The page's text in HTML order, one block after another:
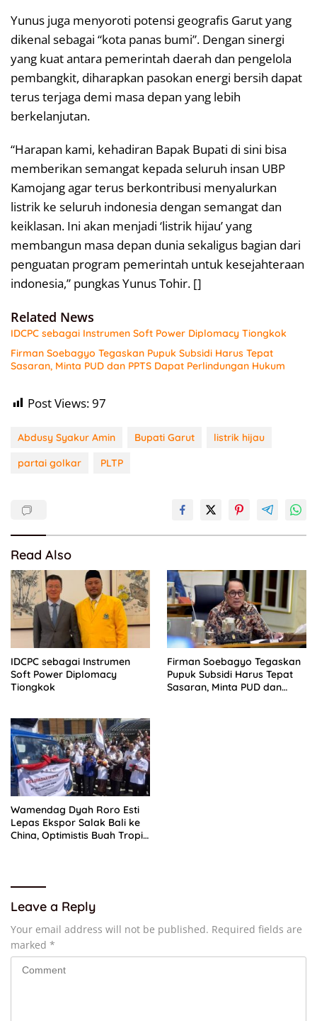
Yunus juga menyoroti potensi geografis Garut yang
dikenal sebagai “kota panas bumi”. Dengan sinergi
yang kuat antara pemerintah daerah dan pengelola
pembangkit, diharapkan pasokan energi bersih dapat
terus terjaga demi masa depan yang lebih
berkelanjutan.
“Harapan kami, kehadiran Bapak Bupati di sini bisa
memberikan semangat kepada seluruh insan UBP
Kamojang agar terus berkontribusi menyalurkan
listrik ke seluruh indonesia dengan semangat dan
keiklasan. Ini akan menjadi ‘listrik hijau’ yang
membangun masa depan dunia sekaligus bagian dari
penguatan program pemerintah untuk kesejahteraan
indonesia,” pungkas Yunus Tohir. []
Related News
IDCPC sebagai Instrumen Soft Power Diplomacy Tiongkok
Firman Soebagyo Tegaskan Pupuk Subsidi Harus Tepat
Sasaran, Minta PUD dan PPTS Dapat Perlindungan Hukum
Post Views:97
Abdusy Syakur Amin Bupati Garut
listrik hijau
partai golkar
PLTP
Read Also
IDCPC sebagai Instrumen
Soft Power Diplomacy
Tiongkok
Firman Soebagyo Tegaskan
Pupuk Subsidi Harus Tepat
Sasaran, Minta PUD dan
Wamendag Dyah Roro Esti
Lepas Ekspor Salak Bali ke
China, Optimistis Buah Tropis
Leave a Reply
Your email address will not be published. Required fields are
marked *